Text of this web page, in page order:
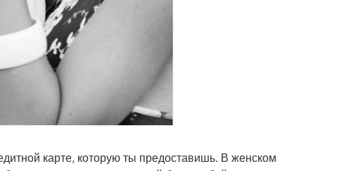
карте, которую ты предоставишь. В женском